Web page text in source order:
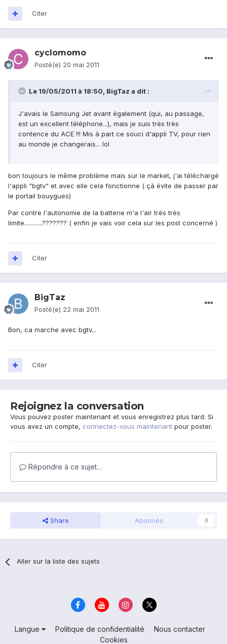
Citer
cyclomomo
Posté(e) 20 mai 2011
Le 19/05/2011 à 18:50, BigTaz a dit :
J'avais le Samsung Jet avant également (qui, au passage,
est un excellent téléphone...), mais je suis très très
contence du ACE !!! Mis à part ce souci d'appli TV, pour rien
au monde je changerais... lol
bon toujours le même problème mais sur le market, j'ai téléchargé
l'appli "bgtv" et avec elle cela fonctionne ( çà évite de passer par
le portail bouygues)
Par contre l'autonomie de la batterie m'a l'air très très
limite............??????? ( enfin je vais voir cela sur les post concerné )
Citer
BigTaz
Posté(e) 22 mai 2011
Bon, ca marche avec bgtv...
Citer
Rejoignez la conversation
Vous pouvez poster maintenant et vous enregistrez plus tard. Si
vous avez un compte, connectez-vous maintenant pour poster.
Répondre à ce sujet…
Share Abonnés 0
Aller sur la liste des sujets
Langue Politique de confidentialité
Nous contacter
Cookies